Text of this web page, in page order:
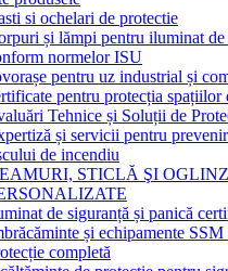
si ochelari de protectie
și lămpi pentru iluminat de
normelor ISU
pentru uz industrial și
pentru protecția spațiilor
Tehnice și Soluții de
și servicii pentru
de incendiu
STICLĂ ŞI
de siguranță și panică
și echipamente SSM
completă